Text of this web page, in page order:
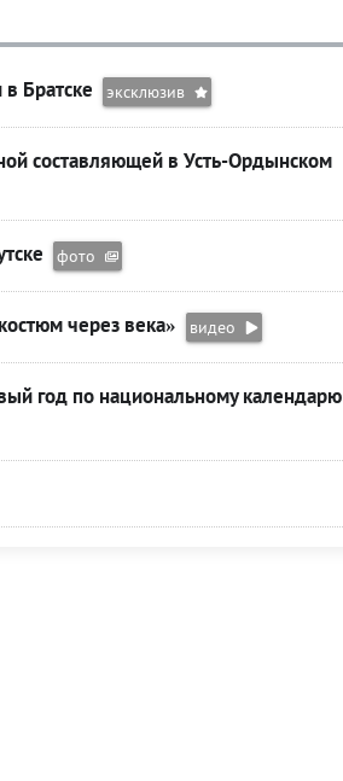
Братске эксклюзив
составляющей в Усть-Ордынском
фото
через века» видео
год по национальному календарю